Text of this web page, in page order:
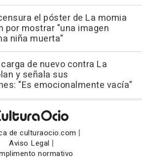
el póster de La momia
por mostrar "una imagen
niña muerta"
de nuevo contra La
y señala sus
"Es emocionalmente vacía"
de culturaocio.com |
Aviso Legal |
normativo